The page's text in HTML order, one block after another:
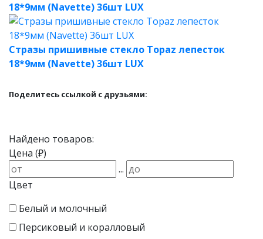
18*9мм (Navette) 36шт LUX
Стразы пришивные стекло Topaz лепесток
18*9мм (Navette) 36шт LUX
Поделитесь ссылкой с друзьями:
Найдено товаров:
Цена (₽)
...
Цвет
Белый и молочный
Персиковый и коралловый